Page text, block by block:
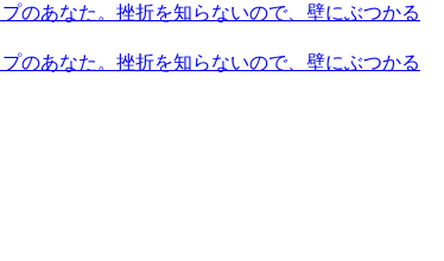
のあなた。挫折を知らないので、壁にぶつかる
のあなた。挫折を知らないので、壁にぶつかる